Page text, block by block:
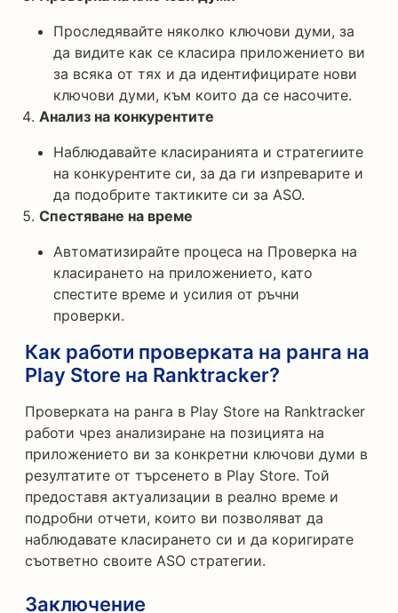
Проследявайте няколко ключови думи, за
да видите как се класира приложението ви
за всяка от тях и да идентифицирате нови
ключови думи, към които да се насочите.
Анализ на конкурентите
Наблюдавайте класиранията и стратегиите
на конкурентите си, за да ги изпреварите и
да подобрите тактиките си за ASO.
Спестяване на време
Автоматизирайте процеса на Проверка на
класирането на приложението, като
спестите време и усилия от ръчни
проверки.
Как работи проверката на ранга на
Play Store на Ranktracker?
Проверката на ранга в Play Store на Ranktracker
работи чрез анализиране на позицията на
приложението ви за конкретни ключови думи в
резултатите от търсенето в Play Store. Той
предоставя актуализации в реално време и
подробни отчети, които ви позволяват да
наблюдавате класирането си и да коригирате
съответно своите ASO стратегии.
Заключение